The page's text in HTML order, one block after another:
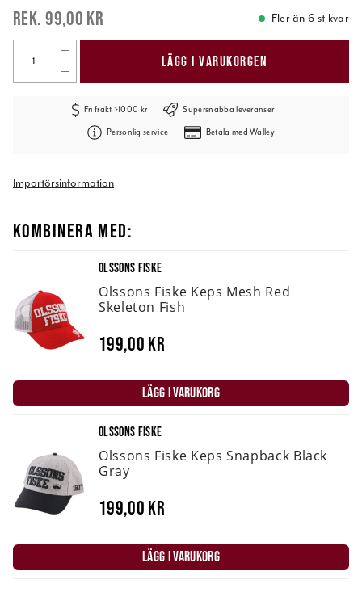
99,00 kr Fler än 6 st kvar
LÄGG I VARUKORGEN
Fri frakt >1000 kr Supersnabba leveranser
Personlig service Betala med Walley
Importörsinformation
KOMBINERA MED:
OLSSONS FISKE
Olssons Fiske Keps Mesh Red
Skeleton Fish
199,00 kr
LÄGG I VARUKORG
OLSSONS FISKE
Olssons Fiske Keps Snapback Black
Gray
199,00 kr
LÄGG I VARUKORG